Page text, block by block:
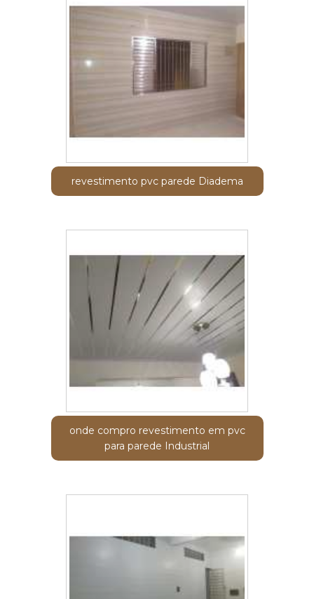
revestimento pvc parede Diadema
onde compro revestimento em pvc
para parede Industrial